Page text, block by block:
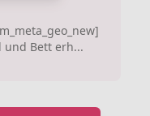
und Bett erh...